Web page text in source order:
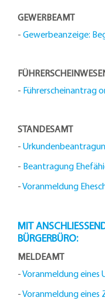
GEWERBEAMT
- Gewerbeanzeige:
- Führerscheinantrag
STANDESAMT
-
- Beantragung
-Voranmeldung
MIT
ÜRGERBÜRO:
MELDEAMT
-Voranmeldung eines
-Voranmeldung eines